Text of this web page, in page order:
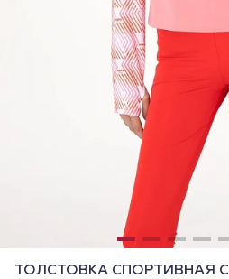
ТОЛСТОВКА СПОРТИВНАЯ С